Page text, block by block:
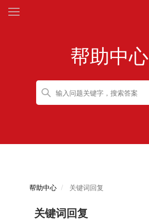
帮助中心
帮助中心 关键词回复
关键词回复